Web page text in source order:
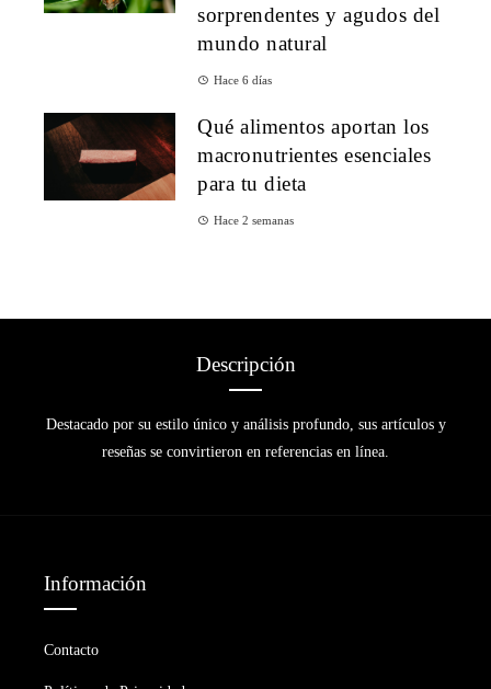
sorprendentes y agudos del
mundo natural
Hace 6 días
Qué alimentos aportan los
macronutrientes esenciales
para tu dieta
Hace 2 semanas
Descripción
Destacado por su estilo único y análisis profundo, sus artículos y
reseñas se convirtieron en referencias en línea.
Información
Contacto